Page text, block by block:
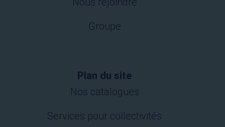
Groupe
Plan du site
Nos catalogues
Services pour collectivités